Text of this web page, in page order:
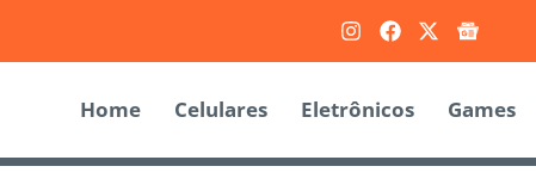
Home Celulares Eletrônicos Games